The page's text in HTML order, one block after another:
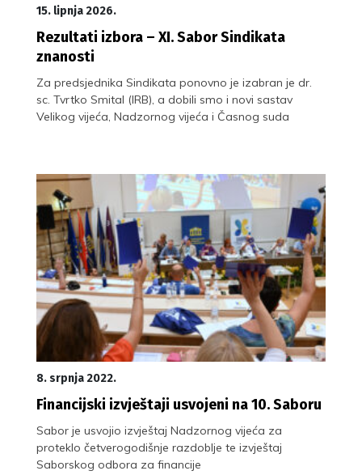
15. lipnja 2026.
Rezultati izbora – XI. Sabor Sindikata
znanosti
Za predsjednika Sindikata ponovno je izabran je dr.
sc. Tvrtko Smital (IRB), a dobili smo i novi sastav
Velikog vijeća, Nadzornog vijeća i Časnog suda
8. srpnja 2022.
Financijski izvještaji usvojeni na 10. Saboru
Sabor je usvojio izvještaj Nadzornog vijeća za
proteklo četverogodišnje razdoblje te izvještaj
Saborskog odbora za financije